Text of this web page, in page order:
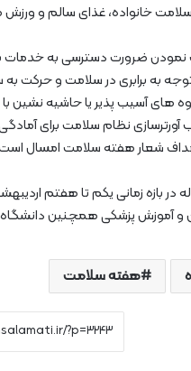
خانواده، غذای سالم و
ضرورت دسترسی به خدمات
توجه به برابری در سلامت و
های آسیب پذیر یا حاشیه نشین
نظام سلامت برای
شعار هفته سلامت امسال
بازه زمانی یکم تا هفتم
و آموزش پزشکی همچنین
هفته سلامت